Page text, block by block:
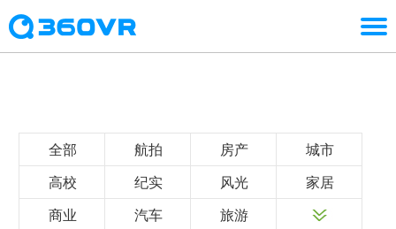
全部 航拍 房产 城市
高校 纪实 风光 家居
商业 汽车 旅游